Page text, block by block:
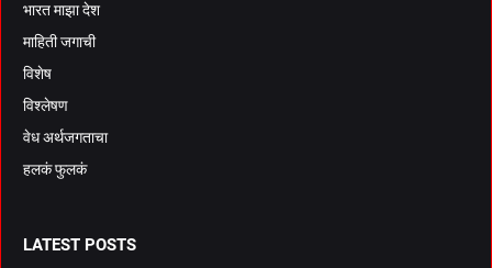
भारत माझा देश
माहिती जगाची
विशेष
विश्लेषण
वेध अर्थजगताचा
हलकं फुलकं
LATEST POSTS